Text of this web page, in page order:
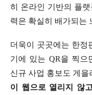
히 온라인 기반의 플
력은 확실히 배가되는
더욱이 곳곳에는 한정
기에 있는 QR을 찍으
신규 사업 홍보도 게을
이 웹으로 열리지 않